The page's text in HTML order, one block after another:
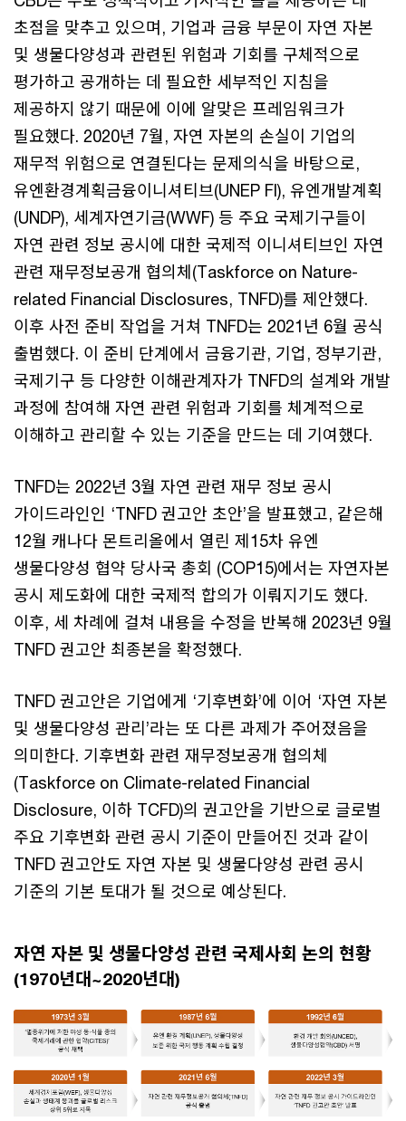
초점을 맞추고 있으며, 기업과 금융 부문이 자연 자본
및 생물다양성과 관련된 위험과 기회를 구체적으로
평가하고 공개하는 데 필요한 세부적인 지침을
제공하지 않기 때문에 이에 알맞은 프레임워크가
필요했다. 2020년 7월, 자연 자본의 손실이 기업의
재무적 위험으로 연결된다는 문제의식을 바탕으로,
유엔환경계획금융이니셔티브(UNEP FI), 유엔개발계획
(UNDP), 세계자연기금(WWF) 등 주요 국제기구들이
자연 관련 정보 공시에 대한 국제적 이니셔티브인 자연
관련 재무정보공개 협의체(Taskforce on Nature-
related Financial Disclosures, TNFD)를 제안했다.
이후 사전 준비 작업을 거쳐 TNFD는 2021년 6월 공식
출범했다. 이 준비 단계에서 금융기관, 기업, 정부기관,
국제기구 등 다양한 이해관계자가 TNFD의 설계와 개발
과정에 참여해 자연 관련 위험과 기회를 체계적으로
이해하고 관리할 수 있는 기준을 만드는 데 기여했다.
TNFD는 2022년 3월 자연 관련 재무 정보 공시
가이드라인인 ‘TNFD 권고안 초안’을 발표했고, 같은해
12월 캐나다 몬트리올에서 열린 제15차 유엔
생물다양성 협약 당사국 총회 (COP15)에서는 자연자본
공시 제도화에 대한 국제적 합의가 이뤄지기도 했다.
이후, 세 차례에 걸쳐 내용을 수정을 반복해 2023년 9월
TNFD 권고안 최종본을 확정했다.
TNFD 권고안은 기업에게 ‘기후변화’에 이어 ‘자연 자본
및 생물다양성 관리’라는 또 다른 과제가 주어졌음을
의미한다. 기후변화 관련 재무정보공개 협의체
(Taskforce on Climate-related Financial
Disclosure, 이하 TCFD)의 권고안을 기반으로 글로벌
주요 기후변화 관련 공시 기준이 만들어진 것과 같이
TNFD 권고안도 자연 자본 및 생물다양성 관련 공시
기준의 기본 토대가 될 것으로 예상된다.
자연 자본 및 생물다양성 관련 국제사회 논의 현황
(1970년대~2020년대)